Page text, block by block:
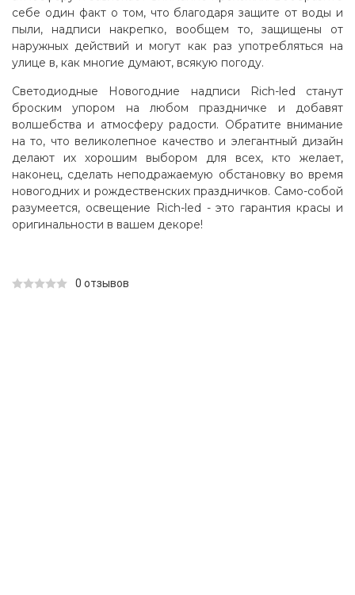
себе один факт о том, что благодаря защите от воды и
пыли, надписи накрепко, вообщем то, защищены от
наружных действий и могут как раз употребляться на
улице в, как многие думают, всякую погоду.
Светодиодные Новогодние надписи Rich-led станут
броским упором на любом праздничке и добавят
волшебства и атмосферу радости. Обратите внимание
на то, что великолепное качество и элегантный дизайн
делают их хорошим выбором для всех, кто желает,
наконец, сделать неподражаемую обстановку во время
новогодних и рождественских праздничков. Само-собой
разумеется, освещение Rich-led - это гарантия красы и
оригинальности в вашем декоре!
0 отзывов